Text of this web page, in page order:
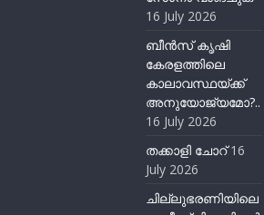
16 July 2026
ബീന്‍സ് കൃഷി
കേരളത്തിലെ
കാലാവസ്ഥയ്ക്ക്
അനുയോജ്യമോ?..
16 July 2026
തക്കാളി ചോറ് 16
July 2026
ചില്ലുഭരണിയിലെ